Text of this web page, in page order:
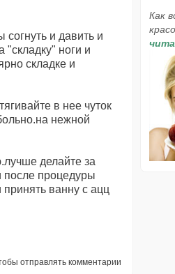
и давить и
ноги и
складке и
в нее чуток
нежной
делайте за
после процедуры
ванну с ацц
отправлять комментарии
Как